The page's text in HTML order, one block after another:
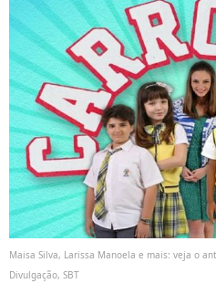
Maisa Silva, Larissa Manoela e mais: veja o
Divulgação, SBT